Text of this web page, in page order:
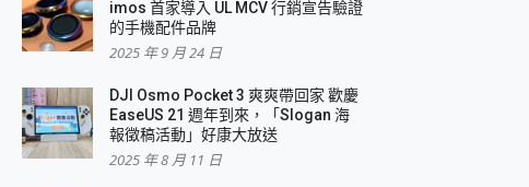
imos 首家導入 UL MCV 行銷宣告驗證
的手機配件品牌
2025 年 9 月 24 日
DJI Osmo Pocket 3 爽爽帶回家 歡慶
EaseUS 21 週年到來，「Slogan 海
報徵稿活動」好康大放送
2025 年 8 月 11 日